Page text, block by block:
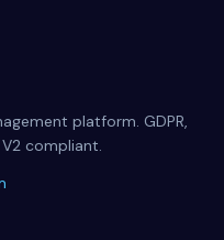
platform. GDPR,
compliant.